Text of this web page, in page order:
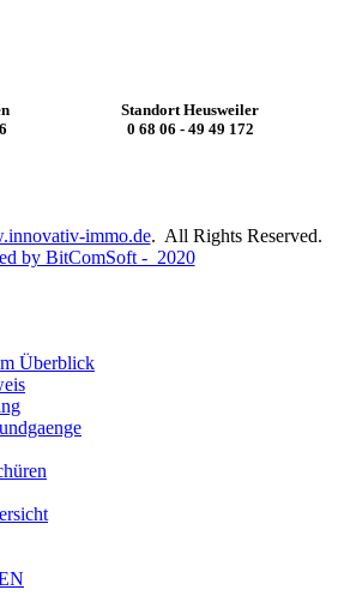
Standort Heusweiler
0 68 06 - 49 49 172
immo.de. All Rights Reserved.
by BitComSoft - 2020
Überblick